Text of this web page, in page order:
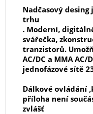
Nadčasový
trhu
. Moderní,
svářečka,
tranzistorů.
AC/DC a MMA AC/
jednofázové sítě
Dálkové ovládání
příloha není
zvlášť